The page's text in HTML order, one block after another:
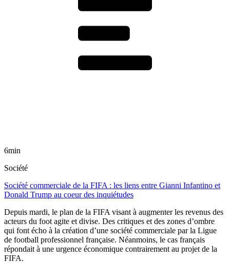
6min
Société
Société commerciale de la FIFA : les liens entre Gianni Infantino et
Donald Trump au coeur des inquiétudes
Depuis mardi, le plan de la FIFA visant à augmenter les revenus des
acteurs du foot agite et divise. Des critiques et des zones d’ombre
qui font écho à la création d’une société commerciale par la Ligue
de football professionnel française. Néanmoins, le cas français
répondait à une urgence économique contrairement au projet de la
FIFA.